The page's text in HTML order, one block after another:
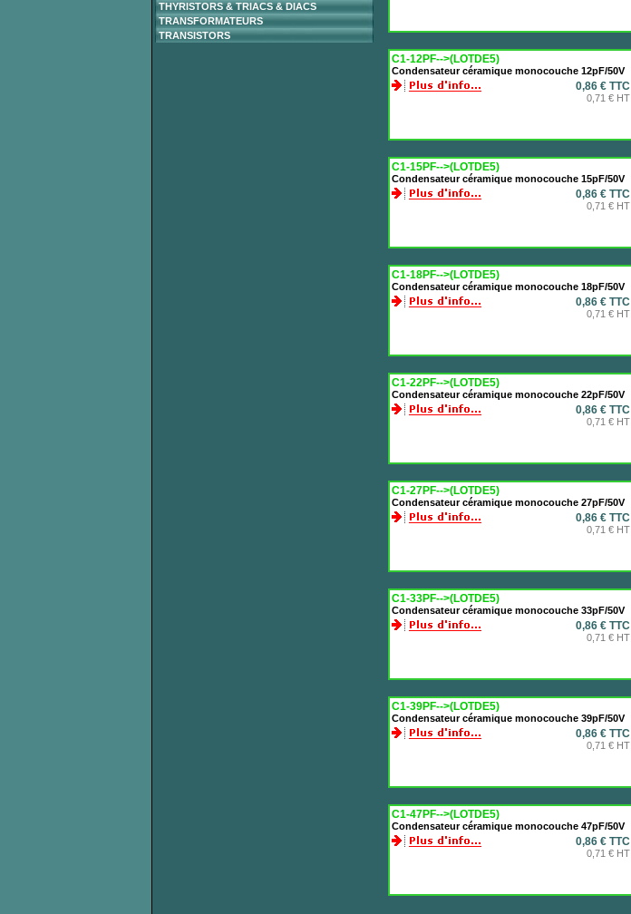
THYRISTORS & TRIACS & DIACS
TRANSFORMATEURS
TRANSISTORS
C1-12PF-->(LOTDE5)
Condensateur céramique monocouche 12pF/50V
0,86 € TTC
0,71 € HT
C1-15PF-->(LOTDE5)
Condensateur céramique monocouche 15pF/50V
0,86 € TTC
0,71 € HT
C1-18PF-->(LOTDE5)
Condensateur céramique monocouche 18pF/50V
0,86 € TTC
0,71 € HT
C1-22PF-->(LOTDE5)
Condensateur céramique monocouche 22pF/50V
0,86 € TTC
0,71 € HT
C1-27PF-->(LOTDE5)
Condensateur céramique monocouche 27pF/50V
0,86 € TTC
0,71 € HT
C1-33PF-->(LOTDE5)
Condensateur céramique monocouche 33pF/50V
0,86 € TTC
0,71 € HT
C1-39PF-->(LOTDE5)
Condensateur céramique monocouche 39pF/50V
0,86 € TTC
0,71 € HT
C1-47PF-->(LOTDE5)
Condensateur céramique monocouche 47pF/50V
0,86 € TTC
0,71 € HT